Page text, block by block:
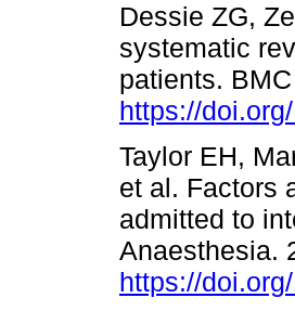
Dessie ZG,
systematic
patients.
https://
Taylor EH,
et al. Factors
admitted to
Anaesthesia.
https://